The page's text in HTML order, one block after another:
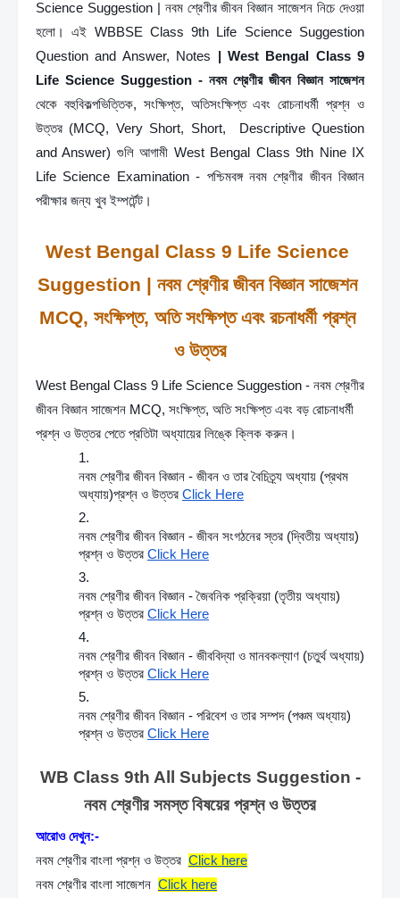
Science Suggestion | নবম শ্রেণীর জীবন বিজ্ঞান সাজেশন নিচে দেওয়া
হলো।
এই WBBSE Class 9th Life Science Suggestion
Question and Answer, Notes | West Bengal Class 9
Life Science Suggestion - নবম শ্রেণীর জীবন বিজ্ঞান সাজেশন
থেকে বহুবিকল্পভিত্তিক, সংক্ষিপ্ত, অতিসংক্ষিপ্ত এবং রোচনাধর্মী প্রশ্ন ও
উত্তর (MCQ, Very Short, Short,  Descriptive Question
and Answer) গুলি আগামী West Bengal Class 9th Nine IX
Life Science Examination - পশ্চিমবঙ্গ নবম শ্রেণীর জীবন বিজ্ঞান
পরীক্ষার জন্য খুব ইম্পর্টেন্ট।
West Bengal Class 9 Life Science
Suggestion | নবম শ্রেণীর জীবন বিজ্ঞান সাজেশন
MCQ, সংক্ষিপ্ত, অতি সংক্ষিপ্ত এবং রচনাধর্মী প্রশ্ন
ও উত্তর
West Bengal Class 9 Life Science Suggestion - নবম শ্রেণীর
জীবন বিজ্ঞান সাজেশন MCQ, সংক্ষিপ্ত, অতি সংক্ষিপ্ত এবং বড় রোচনাধর্মী
প্রশ্ন ও উত্তর পেতে প্রতিটা অধ্যায়ের লিঙ্কে ক্লিক করুন।
নবম শ্রেণীর জীবন বিজ্ঞান - জীবন ও তার বৈচিত্র্য অধ্যায় (প্রথম
অধ্যায়)প্রশ্ন ও উত্তর Click Here
নবম শ্রেণীর জীবন বিজ্ঞান - জীবন সংগঠনের স্তর (দ্বিতীয় অধ্যায়)
প্রশ্ন ও উত্তর Click Here
নবম শ্রেণীর জীবন বিজ্ঞান - জৈবনিক প্রক্রিয়া (তৃতীয় অধ্যায়)
প্রশ্ন ও উত্তর Click Here
নবম শ্রেণীর জীবন বিজ্ঞান - জীববিদ্যা ও মানবকল্যাণ (চতুর্থ অধ্যায়)
প্রশ্ন ও উত্তর Click Here
নবম শ্রেণীর জীবন বিজ্ঞান - পরিবেশ ও তার সম্পদ (পঞ্চম অধ্যায়)
প্রশ্ন ও উত্তর Click Here
WB Class 9th All Subjects Suggestion -
নবম শ্রেণীর সমস্ত বিষয়ের প্রশ্ন ও উত্তর
আরোও দেখুন:-
নবম শ্রেণীর বাংলা প্রশ্ন ও উত্তর Click here
নবম শ্রেণীর বাংলা সাজেশন Click here